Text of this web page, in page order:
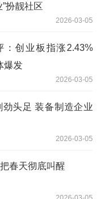
扮靓社区
2026-03-05
：创业板指涨2.43%
爆发
2026-03-05
头足 装备制造企业
2026-03-05
春天彻底叫醒